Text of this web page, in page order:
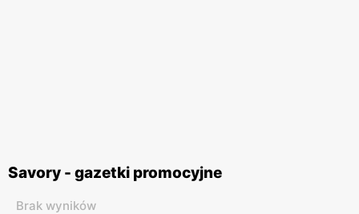
Savory - gazetki promocyjne
Brak wyników